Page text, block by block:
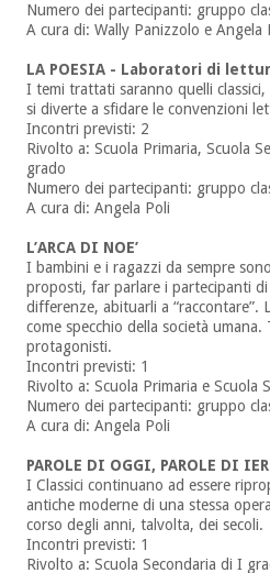
Numero dei partecipanti: gruppo
A cura di: Wally Panizzolo e Angela
LA POESIA - Laboratori di
I temi trattati saranno quelli
si diverte a sfidare le convenzioni
Incontri previsti: 2
Rivolto a: Scuola Primaria, Scuola
grado
Numero dei partecipanti: gruppo
A cura di: Angela Poli
L’ARCA DI NOE’
I bambini e i ragazzi da sempre
proposti, far parlare i partecipanti
differenze, abituarli a “raccontare”.
come specchio della società
protagonisti.
Incontri previsti: 1
Rivolto a: Scuola Primaria e Scuola
Numero dei partecipanti: gruppo
A cura di: Angela Poli
PAROLE DI OGGI, PAROLE DI
I Classici continuano ad essere
antiche moderne di una stessa
corso degli anni, talvolta, dei secoli.
Incontri previsti: 1
Rivolto a: Scuola Secondaria di I